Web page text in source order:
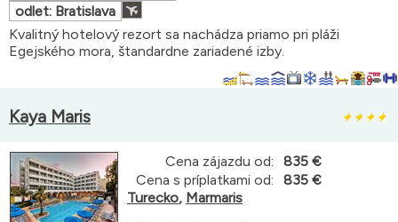
odlet: Bratislava
Kvalitný hotelový rezort sa nachádza priamo pri pláži
Egejského mora, štandardne zariadené izby.
Kaya Maris
Cena zájazdu od:
835 €
Cena s príplatkami od:
835 €
Turecko, Marmaris